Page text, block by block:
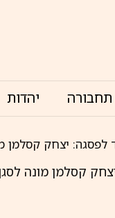
תחבורה יהדות
יצחק קסלמן
קסלמן מונה